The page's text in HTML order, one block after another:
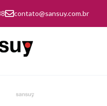
contato@sansuy.com.br